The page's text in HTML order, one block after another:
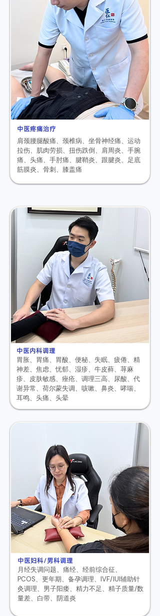
中医疼痛治疗
肩颈腰腿酸痛、颈椎病、 坐骨神经痛、 运动
拉伤、 肌肉劳损、 扭伤跌倒、肩周炎、手腕
痛、头痛、手肘痛、腱鞘炎、跟腱炎、足底
筋膜炎、骨刺、膝盖痛
中医内科调理
胃胀、胃痛、胃酸、便秘、 失眠、疲倦、精
神差、焦虑、忧郁、 湿疹、牛皮藓、荨麻
疹、皮肤敏感、痤疮、 调理三高、尿酸、代
谢异常、荷尔蒙失调、 咳嗽、鼻炎、哮喘、
耳鸣、头痛、头晕
中医妇科/男科调理
月经失调问题、 痛经、经前综合征、
PCOS、更年期、 备孕调理、IVF/IUI辅助针
灸调理、 男子阳痿、精力不足、精子质量/数
量差、 白带、阴道炎